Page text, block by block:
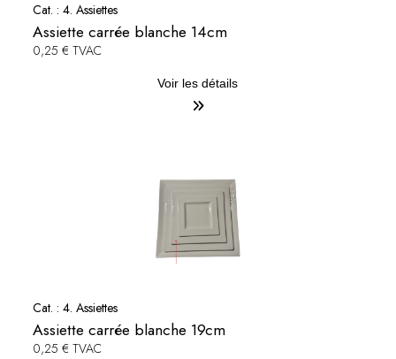
Cat. : 4. Assiettes
Assiette carrée blanche 14cm
0,25 € TVAC
Voir les détails
Cat. : 4. Assiettes
Assiette carrée blanche 19cm
0,25 € TVAC